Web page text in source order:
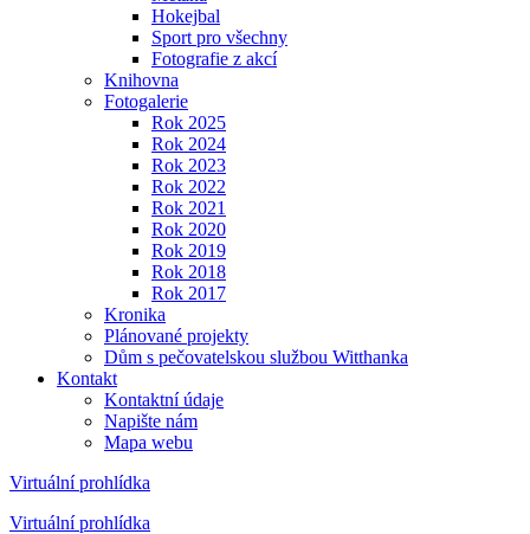
Hokejbal
Sport pro všechny
Fotografie z akcí
Knihovna
Fotogalerie
Rok 2025
Rok 2024
Rok 2023
Rok 2022
Rok 2021
Rok 2020
Rok 2019
Rok 2018
Rok 2017
Kronika
Plánované projekty
Dům s pečovatelskou službou Witthanka
Kontakt
Kontaktní údaje
Napište nám
Mapa webu
Virtuální prohlídka
Virtuální prohlídka